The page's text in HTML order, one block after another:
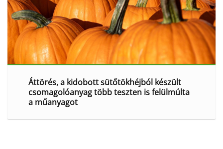
Áttörés, a kidobott sütőtökhéjból készült
csomagolóanyag több teszten is felülmúlta
a műanyagot